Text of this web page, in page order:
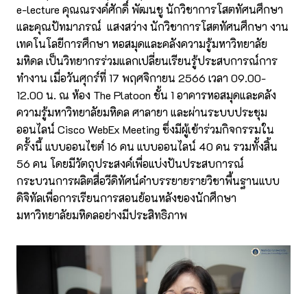
e-lecture คุณณรงค์ศักดิ์ พัฒนชู นักวิชาการโสตทัศนศึกษา
และคุณปัทมาภรณ์ แสงสว่าง นักวิชาการโสตทัศนศึกษา งาน
เทคโนโลยีการศึกษา หอสมุดและคลังความรู้มหาวิทยาลัย
มหิดล เป็นวิทยากรร่วมแลกเปลี่ยนเรียนรู้ประสบการณ์การ
ทำงาน เมื่อวันศุกร์ที่ 17 พฤศจิกายน 2566 เวลา 09.00-
12.00 น. ณ ห้อง The Platoon ชั้น 1 อาคารหอสมุดและคลัง
ความรู้มหาวิทยาลัยมหิดล ศาลายา และผ่านระบบประชุม
ออนไลน์ Cisco WebEx Meeting ซึ่งมีผู้เข้าร่วมกิจกรรมใน
ครั้งนี้ แบบออนไซต์ 16 คน แบบออนไลน์ 40 คน รวมทั้งสิ้น
56 คน โดยมีวัตถุประสงค์เพื่อแบ่งปันประสบการณ์
กระบวนการผลิตสื่อวีดิทัศน์คำบรรยายรายวิชาพื้นฐานแบบ
ดิจิทัลเพื่อการเรียนการสอนย้อนหลังของนักศึกษา
มหาวิทยาลัยมหิดลอย่างมีประสิทธิภาพ